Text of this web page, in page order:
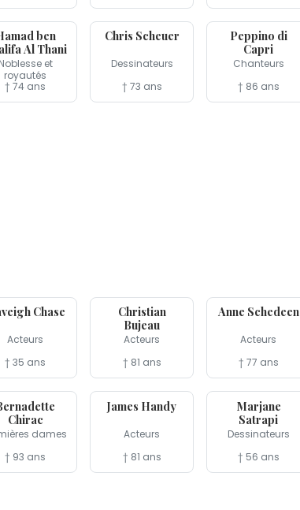
ben
Al Thani
Noblesse et
royautés
† 74 ans
12 jul
Chris Scheuer
Dessinateurs
† 73 ans
11 jul
Peppino di
Capri
Chanteurs
† 86 ans
Chase
Acteurs
† 35 ans
Christian
Bujeau
Acteurs
† 81 ans
Anne Schedeen
Acteurs
† 77 ans
Chirac
dames
† 93 ans
3 jun
James Handy
Acteurs
† 81 ans
3 jun
Marjane
Satrapi
Dessinateurs
† 56 ans